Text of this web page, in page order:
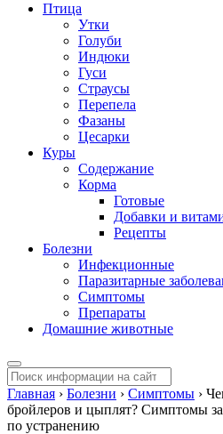
Птица
Утки
Голуби
Индюки
Гуси
Страусы
Перепела
Фазаны
Цесарки
Куры
Содержание
Корма
Готовые
Добавки и
Рецепты
Болезни
Инфекционные
Паразитарные
Симптомы
Препараты
Домашние животные
Главная › Болезни › Симптомы ›
бройлеров и цыплят? Симптомы
по устранению